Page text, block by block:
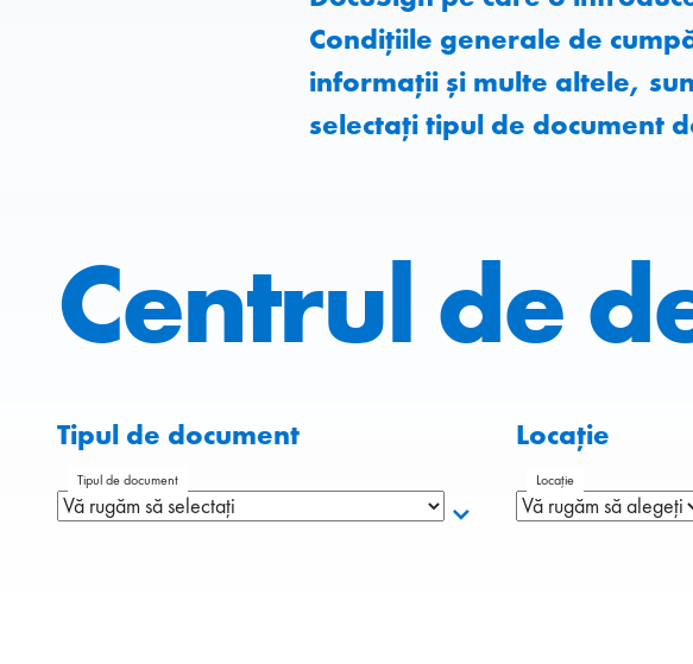
Condițiile generale de
informații și multe altele,
selectați tipul de document
Centrul de
Tipul de document
Tipul de document
Locație
Locație